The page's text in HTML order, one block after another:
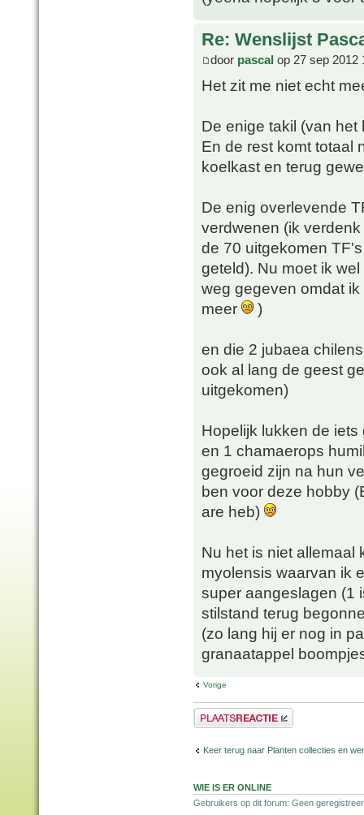
Re: Wenslijst
door pascal op 27 sep 2012
Het zit me niet echt
De enige takil (van
En de rest komt totaal
koelkast en terug
De enig overlevende
verdwenen (ik
de 70 uitgekomen
geteld). Nu moet ik
weg gegeven omdat
meer
)
en die 2 jubaea
ook al lang de geest
uitgekomen)
Hopelijk lukken de
en 1 chamaerops
gegroeid zijn na hun
ben voor deze hobby
are heb)
Nu het is niet allemaal
myolensis waarvan ik
super aangeslagen (1
stilstand terug
(zo lang hij er nog in
granaatappel
Vorige
Plaats een reactie
Keer terug naar Planten collecties en
WIE IS ER ONLINE
Gebruikers op dit forum: Geen